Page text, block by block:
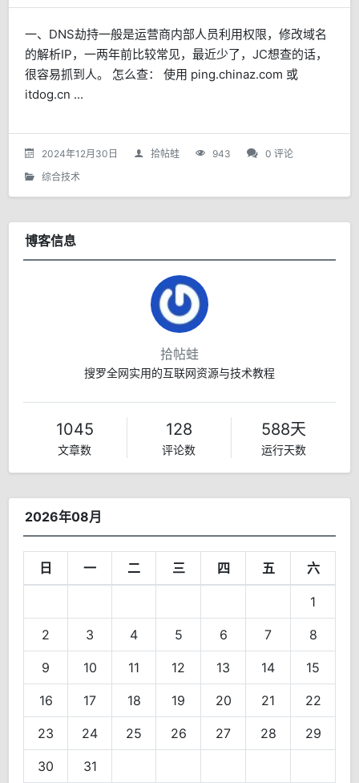
一、DNS劫持一般是运营商内部人员利用权限，修改域名
的解析IP，一两年前比较常见，最近少了，JC想查的话，
很容易抓到人。 怎么查： 使用 ping.chinaz.com 或
itdog.cn ...
2024年12月30日 拾帖蛙 943
0 评论
综合技术
博客信息
拾帖蛙
搜罗全网实用的互联网资源与技术教程
1045
文章数
128
评论数
588天
运行天数
2026年08月
日 一 二 三 四 五 六
1
2 3 4 5 6 7 8
9 10 11 12 13 14 15
16 17 18 19 20 21 22
23 24 25 26 27 28 29
30 31